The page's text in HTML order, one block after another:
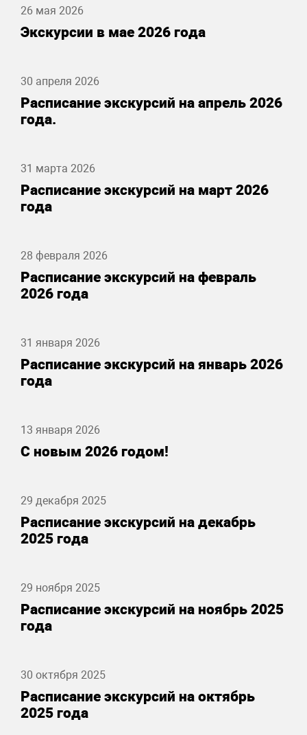
26 мая 2026
Экскурсии в мае 2026 года
30 апреля 2026
Расписание экскурсий на апрель 2026
года.
31 марта 2026
Расписание экскурсий на март 2026
года
28 февраля 2026
Расписание экскурсий на февраль
2026 года
31 января 2026
Расписание экскурсий на январь 2026
года
13 января 2026
С новым 2026 годом!
29 декабря 2025
Расписание экскурсий на декабрь
2025 года
29 ноября 2025
Расписание экскурсий на ноябрь 2025
года
30 октября 2025
Расписание экскурсий на октябрь
2025 года